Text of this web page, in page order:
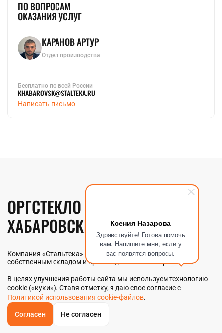
Ксения Назарова
Здравствуйте! Готова помочь
вам. Напишите мне, если у
вас появятся вопросы.
ОБРАТНЫЙЗВОНОК
ПО ВОПРОСАМ
ОКАЗАНИЯ УСЛУГ
КАРАНОВ АРТУР
Отдел производства
Бесплатно по всей России
KHABAROVSK@STALTEKA.RU
Написать письмо
ОРГСТЕКЛО БЛОЧНОЕ В
ХАБАРОВСКЕ
Компания «Стальтека» — поставщик металлопроката с
собственным складом и производством в Хабаровске. В
наличии более 130 видов металлопроката и 70 наименований
металлоизделий — черный, цветной и нержавеющий прокат
любых типоразмеров. Мы реализуем оргстекло блочное как
оптом, так и в розницу прямо со склада из наличия или под
заказ. Контроль качества на всех этапах — от входного
анализа до отгрузки.
Главная
В целях улучшения работы сайта мы используем технологию
cookie («куки»). Ставя отметку, я даю свое согласие с
Политикой использования cookie-файлов.
Согласен Не согласен